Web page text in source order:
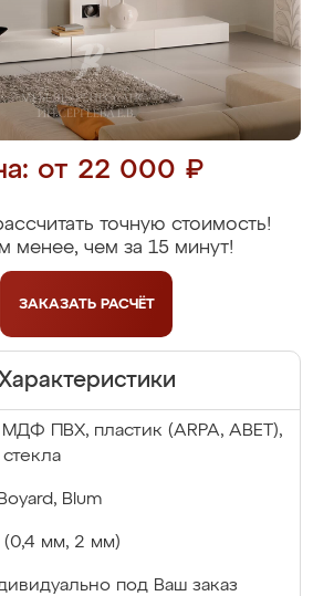
от 22 000 ₽
точную стоимость!
менее, чем за 15 минут!
ЗАКАЗАТЬ РАСЧЁТ
ПВХ, пластик (ARPA, ABET),
Boyard, Blum
(0,4 мм, 2 мм)
под Ваш заказ